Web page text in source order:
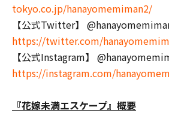
tokyo.co.jp/hanayomemiman2/
【公式Twitter】
https://twitter.com/
【公式Instagram】
https://instagram.com/
『花嫁未満エスケープ』概要